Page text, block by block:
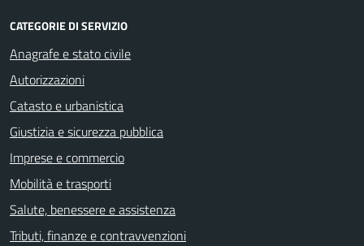
CATEGORIE DI SERVIZIO
Anagrafe e stato civile
Autorizzazioni
Catasto e urbanistica
Giustizia e sicurezza pubblica
Imprese e commercio
Mobilità e trasporti
Salute, benessere e assistenza
Tributi, finanze e contravvenzioni